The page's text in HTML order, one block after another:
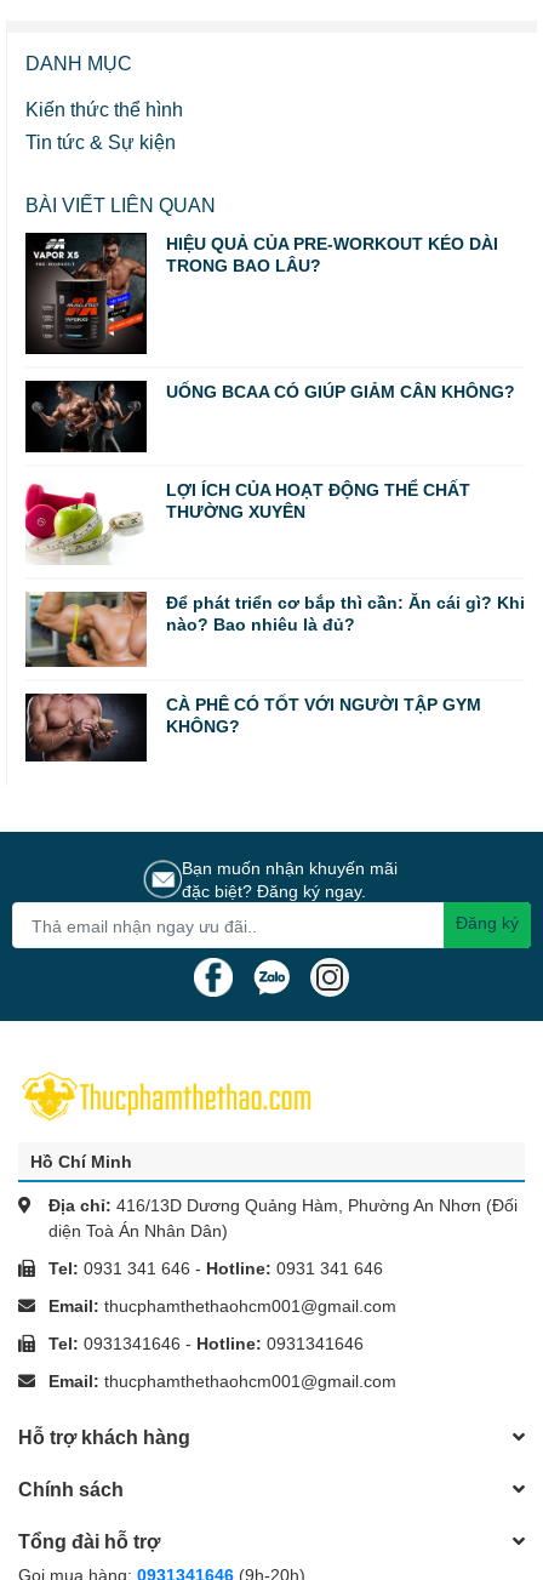
DANH MỤC
Kiến thức thể hình
Tin tức & Sự kiện
BÀI VIẾT LIÊN QUAN
HIỆU QUẢ CỦA PRE-WORKOUT KÉO DÀI
TRONG BAO LÂU?
UỐNG BCAA CÓ GIÚP GIẢM CÂN KHÔNG?
LỢI ÍCH CỦA HOẠT ĐỘNG THỂ CHẤT
THƯỜNG XUYÊN
Để phát triển cơ bắp thì cần: Ăn cái gì? Khi
nào? Bao nhiêu là đủ?
CÀ PHÊ CÓ TỐT VỚI NGƯỜI TẬP GYM
KHÔNG?
Bạn muốn nhận khuyến mãi
đặc biệt? Đăng ký ngay.
Đăng ký
Hồ Chí Minh
Địa chỉ: 416/13D Dương Quảng Hàm, Phường An Nhơn (Đối
diện Toà Án Nhân Dân)
Tel: 0931 341 646 - Hotline: 0931 341 646
Email: thucphamthethaohcm001@gmail.com
Tel: 0931341646 - Hotline: 0931341646
Email: thucphamthethaohcm001@gmail.com
Hỗ trợ khách hàng
Chính sách
Tổng đài hỗ trợ
Gọi mua hàng: 0931341646 (9h-20h)